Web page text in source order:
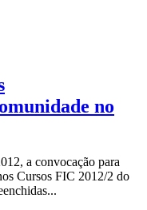
no
a convocação para
Cursos FIC 2012/2 do